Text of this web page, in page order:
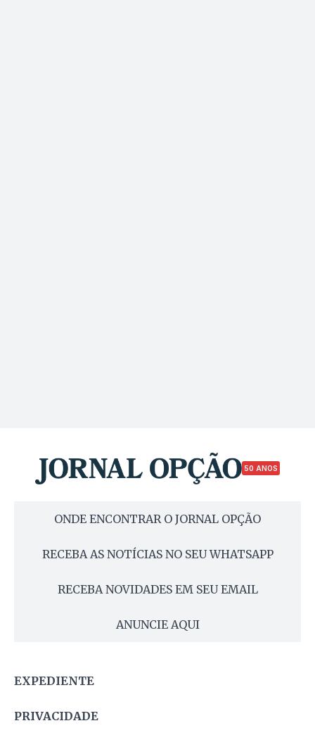
50 ANOS
ONDE ENCONTRAR O JORNAL OPÇÃO
RECEBA AS NOTÍCIAS NO SEU WHATSAPP
RECEBA NOVIDADES EM SEU EMAIL
ANUNCIE AQUI
EXPEDIENTE
PRIVACIDADE